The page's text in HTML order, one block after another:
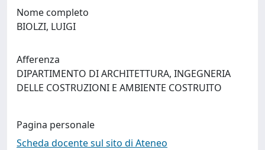
Nome completo
BIOLZI, LUIGI
Afferenza
DIPARTIMENTO DI ARCHITETTURA, INGEGNERIA
DELLE COSTRUZIONI E AMBIENTE COSTRUITO
Pagina personale
Scheda docente sul sito di Ateneo